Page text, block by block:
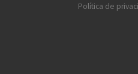
Política de